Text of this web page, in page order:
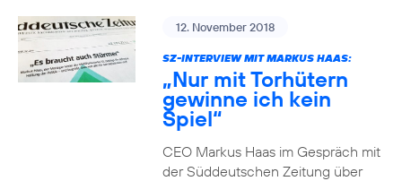
12. November 2018
SZ-INTERVIEW MIT MARKUS HAAS:
„Nur mit Torhütern
gewinne ich kein
Spiel“
CEO Markus Haas im Gespräch mit
der Süddeutschen Zeitung über